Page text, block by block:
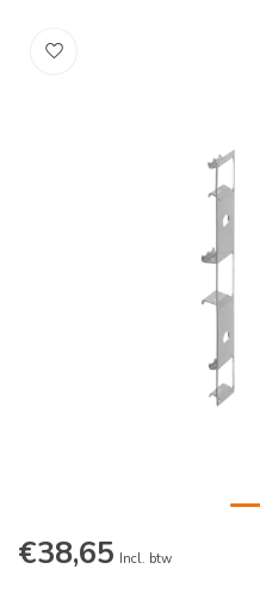
€38,65 Incl. btw